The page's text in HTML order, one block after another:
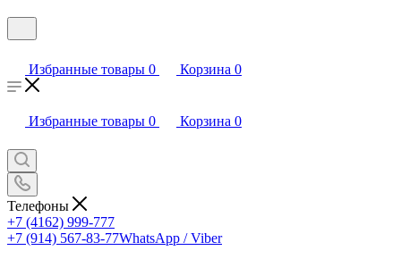
Избранные товары 0 Корзина 0
Избранные товары 0 Корзина 0
Телефоны
+7 (4162) 999-777
+7 (914) 567-83-77WhatsApp / Viber